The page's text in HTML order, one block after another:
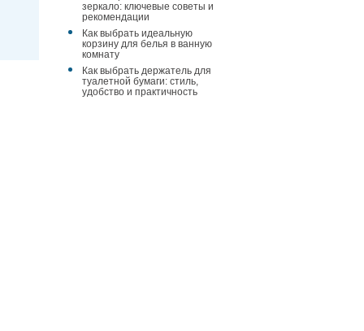
зеркало: ключевые советы и
рекомендации
Как выбрать идеальную
корзину для белья в ванную
комнату
Как выбрать держатель для
туалетной бумаги: стиль,
удобство и практичность